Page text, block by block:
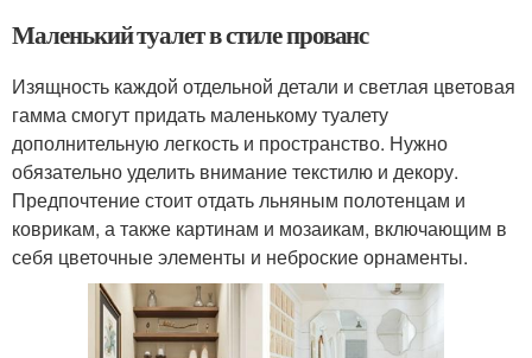
Маленький туалет в стиле прованс
Изящность каждой отдельной детали и светлая цветовая
гамма смогут придать маленькому туалету
дополнительную легкость и пространство. Нужно
обязательно уделить внимание текстилю и декору.
Предпочтение стоит отдать льняным полотенцам и
коврикам, а также картинам и мозаикам, включающим в
себя цветочные элементы и неброские орнаменты.